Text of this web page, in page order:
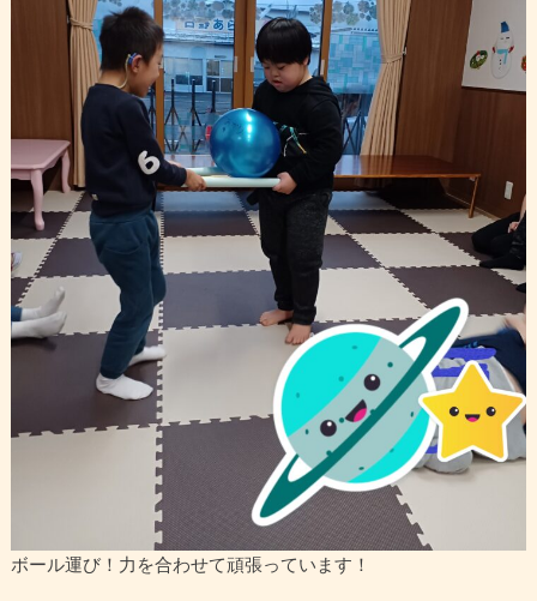
ボール運び！力を合わせて頑張っています！